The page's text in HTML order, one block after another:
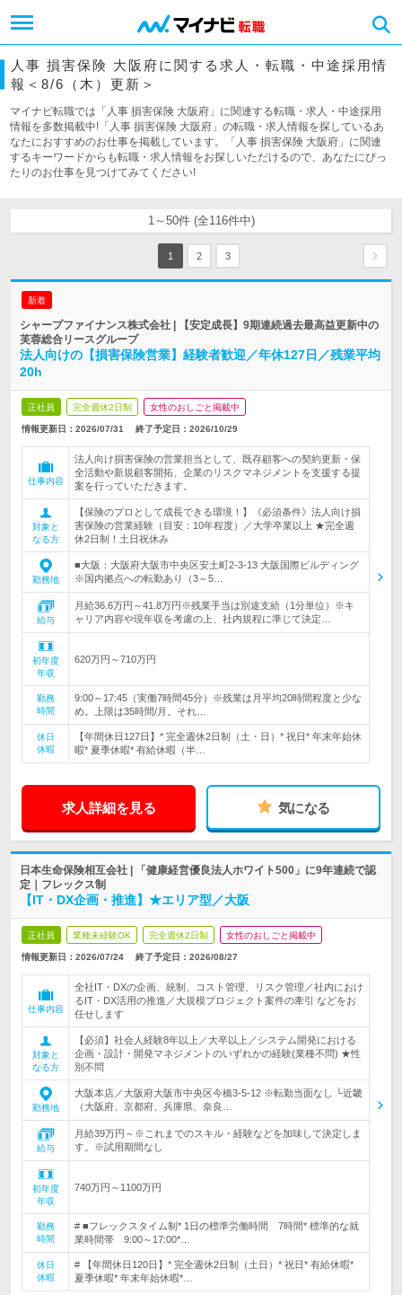
人事 損害保険 大阪府に関する求人・転職・中途採用情
報＜8/6（木）更新＞
マイナビ転職では「人事 損害保険 大阪府」に関連する転職・求人・中途採用
情報を多数掲載中!「人事 損害保険 大阪府」の転職・求人情報を探しているあ
なたにおすすめのお仕事を掲載しています。「人事 損害保険 大阪府」に関連
するキーワードからも転職・求人情報をお探しいただけるので、あなたにぴっ
たりのお仕事を見つけてみてください!
1～50件 (全116件中)
1 2 3
新着
シャープファイナンス株式会社 | 【安定成長】9期連続過去最高益更新中の
芙蓉総合リースグループ
法人向けの【損害保険営業】経験者歓迎／年休127日／残業平均
20h
正社員 完全週休2日制 女性のおしごと掲載中
情報更新日：2026/07/31 終了予定日： 2026/10/29
仕事内容
法人向け損害保険の営業担当として、既存顧客への契約更新・保
全活動や新規顧客開拓、企業のリスクマネジメントを支援する提
案を行っていただきます。
対象と
なる方
【保険のプロとして成長できる環境！】《必須条件》法人向け損
害保険の営業経験（目安：10年程度）／大学卒業以上 ★完全週
休2日制！土日祝休み
勤務地
■大阪：大阪府大阪市中央区安土町2-3-13 大阪国際ビルディング
※国内拠点への転勤あり（3～5…
給与
月給36.6万円～41.8万円※残業手当は別途支給（1分単位）※キ
ャリア内容や現年収を考慮の上、社内規程に準じて決定…
初年度
年収
620万円～710万円
勤務
時間
9:00～17:45（実働7時間45分）※残業は月平均20時間程度と少な
め。上限は35時間/月。それ…
休日
休暇
【年間休日127日】* 完全週休2日制（土・日）* 祝日* 年末年始休
暇* 夏季休暇* 有給休暇（半…
求人詳細を見る 気になる
日本生命保険相互会社 | 「健康経営優良法人ホワイト500」に9年連続で認
定｜フレックス制
【IT・DX企画・推進】★エリア型／大阪
正社員 業種未経験OK 完全週休2日制 女性のおしごと掲載中
情報更新日：2026/07/24 終了予定日： 2026/08/27
仕事内容
全社IT・DXの企画、統制、コスト管理、リスク管理／社内におけ
るIT・DX活用の推進／大規模プロジェクト案件の牽引 などをお
任せします
対象と
なる方
【必須】社会人経験8年以上／大卒以上／システム開発における
企画・設計・開発マネジメントのいずれかの経験(業種不問) ★性
別不問
勤務地
大阪本店／大阪府大阪市中央区今橋3-5-12 ※転勤当面なし └近畿
（大阪府、京都府、兵庫県、奈良…
給与
月給39万円～※これまでのスキル・経験などを加味して決定しま
す。※試用期間なし
初年度
年収
740万円～1100万円
勤務
時間
# ■フレックスタイム制* 1日の標準労働時間 7時間* 標準的な就
業時間帯 9:00～17:00*…
休日
休暇
# 【年間休日120日】* 完全週休2日制（土日）* 祝日* 有給休暇*
夏季休暇* 年末年始休暇*…